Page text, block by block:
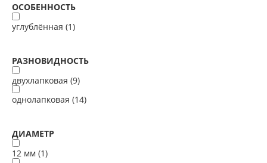
ОСОБЕННОСТЬ
углублённая (1)
РАЗНОВИДНОСТЬ
двухлапковая (9)
однолапковая (14)
ДИАМЕТР
12 мм (1)